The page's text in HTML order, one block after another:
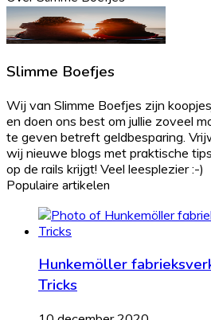
Slimme Boefjes
Wij van Slimme Boefjes zijn
en doen ons best om jullie zoveel
te geven betreft geldbesparing.
wij nieuwe blogs met praktische
op de rails krijgt! Veel leesplezier :-)
Populaire artikelen
Hunkemöller
Tricks